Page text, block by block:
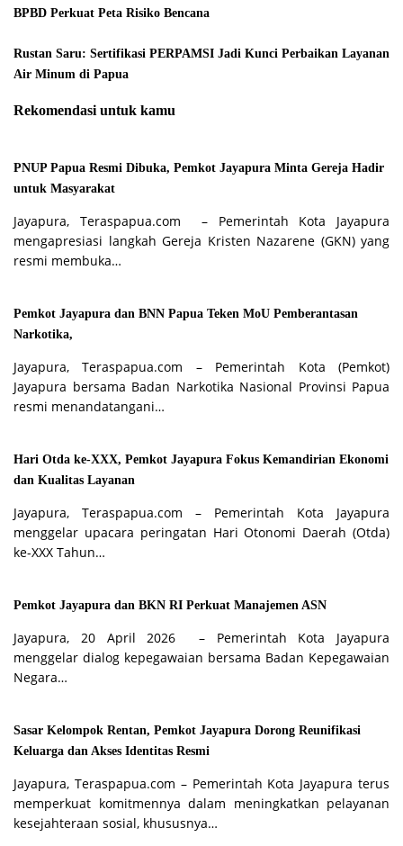
BPBD Perkuat Peta Risiko Bencana
Rustan Saru: Sertifikasi PERPAMSI Jadi Kunci Perbaikan Layanan
Air Minum di Papua
Rekomendasi untuk kamu
PNUP Papua Resmi Dibuka, Pemkot Jayapura Minta Gereja Hadir
untuk Masyarakat
Jayapura, Teraspapua.com – Pemerintah Kota Jayapura
mengapresiasi langkah Gereja Kristen Nazarene (GKN) yang
resmi membuka…
Pemkot Jayapura dan BNN Papua Teken MoU Pemberantasan
Narkotika,
Jayapura, Teraspapua.com – Pemerintah Kota (Pemkot)
Jayapura bersama Badan Narkotika Nasional Provinsi Papua
resmi menandatangani…
Hari Otda ke-XXX, Pemkot Jayapura Fokus Kemandirian Ekonomi
dan Kualitas Layanan
Jayapura, Teraspapua.com – Pemerintah Kota Jayapura
menggelar upacara peringatan Hari Otonomi Daerah (Otda)
ke-XXX Tahun…
Pemkot Jayapura dan BKN RI Perkuat Manajemen ASN
Jayapura, 20 April 2026 – Pemerintah Kota Jayapura
menggelar dialog kepegawaian bersama Badan Kepegawaian
Negara…
Sasar Kelompok Rentan, Pemkot Jayapura Dorong Reunifikasi
Keluarga dan Akses Identitas Resmi
Jayapura, Teraspapua.com – Pemerintah Kota Jayapura terus
memperkuat komitmennya dalam meningkatkan pelayanan
kesejahteraan sosial, khususnya…